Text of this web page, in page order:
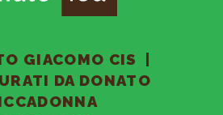
GIACOMO CIS
DA DONATO